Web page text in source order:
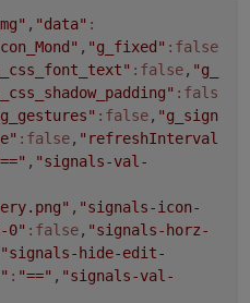
, "data" :
, "g_fixed" :false
:false, "g_
:fals
:false, "g_sign
:false, "refreshInterval
, "signals-val-
, "signals-icon-
0" :false, "signals-horz-
"signals-hide-edit-
: "==" , "signals-val-